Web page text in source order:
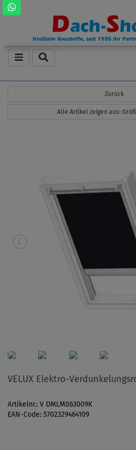
Zurück
Alle Artikel zeigen aus:
VELUX Elektro-
Artikelnr.: V DMLM063009K
EAN-Code: 5702329464109